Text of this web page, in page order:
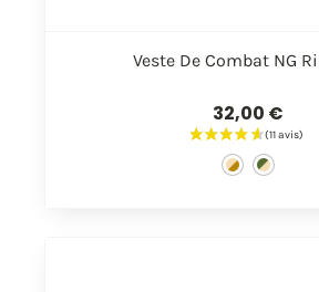
Veste De Combat NG
32,00 €